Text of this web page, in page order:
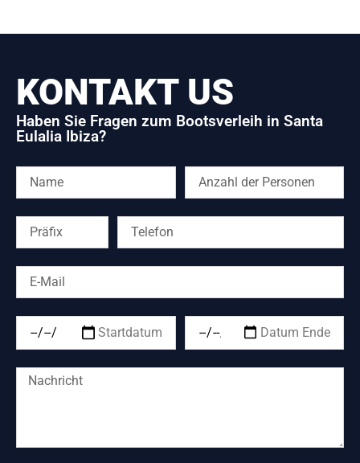
KONTAKT US
Haben Sie Fragen zum Bootsverleih in Santa
Eulalia Ibiza?